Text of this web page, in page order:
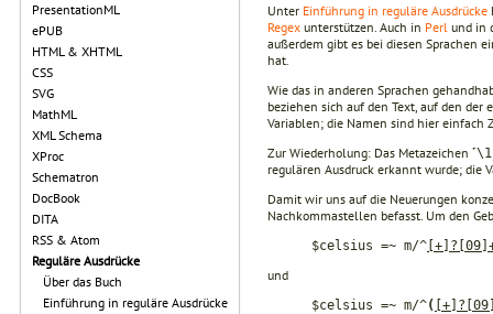
PresentationML
ePUB
HTML & XHTML
CSS
SVG
MathML
XML Schema
XProc
Schematron
DocBook
DITA
RSS & Atom
Reguläre Ausdrücke
Über das Buch
Einführung in reguläre Ausdrücke
Unter Einführung in reguläre Ausdrücke
Regex unterstützen. Auch in Perl und in
außerdem gibt es bei diesen Sprachen
hat.
Wie das in anderen Sprachen
beziehen sich auf den Text, auf den der
Variablen; die Namen sind hier einfach
Zur Wiederholung: Das Metazeichen ˹\1
regulären Ausdruck erkannt wurde; die
Damit wir uns auf die Neuerungen
Nachkommastellen befasst. Um den
$celsius =~ m/^
und
$celsius =~ m/^(